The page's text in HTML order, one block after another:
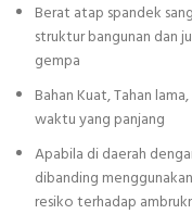
Berat atap spandek
struktur bangunan dan
gempa
Bahan Kuat, Tahan
waktu yang panjang
Apabila di daerah
dibanding
resiko terhadap